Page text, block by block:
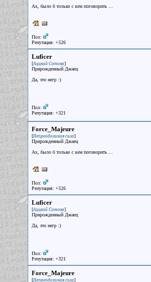
Ах, было б только с кем поговорить ...
Пол:
Репутация: +526
Luficer
[Аццкий Сотона]
Прирожденный Джаец
Да, это негр :)
Пол:
Репутация: +321
Force_Majeure
[Непреодолимая сила]
Прирожденный Джаец
Ах, было б только с кем поговорить ...
Пол:
Репутация: +526
Luficer
[Аццкий Сотона]
Прирожденный Джаец
Да, это негр :)
Пол:
Репутация: +321
Force_Majeure
[Непреодолимая сила]